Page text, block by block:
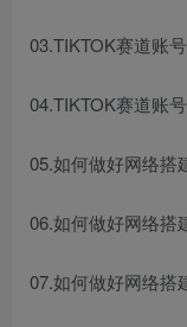
03.TIKTOK赛道账
04.TIKTOK赛道账
05.如何做好网络搭
06.如何做好网络搭
07.如何做好网络搭